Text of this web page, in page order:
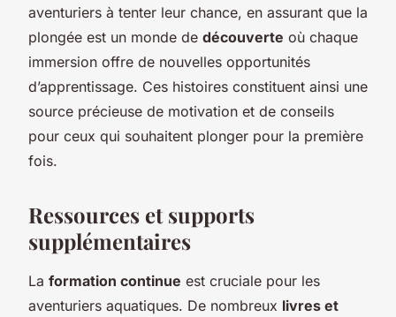
aventuriers à tenter leur chance, en assurant que la
plongée est un monde de découverte où chaque
immersion offre de nouvelles opportunités
d’apprentissage. Ces histoires constituent ainsi une
source précieuse de motivation et de conseils
pour ceux qui souhaitent plonger pour la première
fois.
Ressources et supports
supplémentaires
La formation continue est cruciale pour les
aventuriers aquatiques. De nombreux livres et